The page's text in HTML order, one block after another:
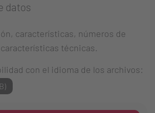
datos
características, números de
técnicas.
con el idioma de los archivos: